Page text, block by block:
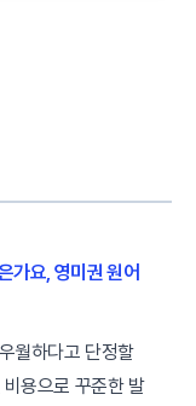
가요, 영미권 원어
월하다고 단정할
용으로 꾸준한 발